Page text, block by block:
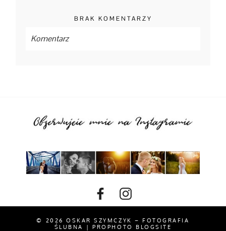
BRAK KOMENTARZY
Komentarz
© 2026 OSKAR SZYMCZYK – FOTOGRAFIA
ŚLUBNA
| PROPHOTO BLOGSITE